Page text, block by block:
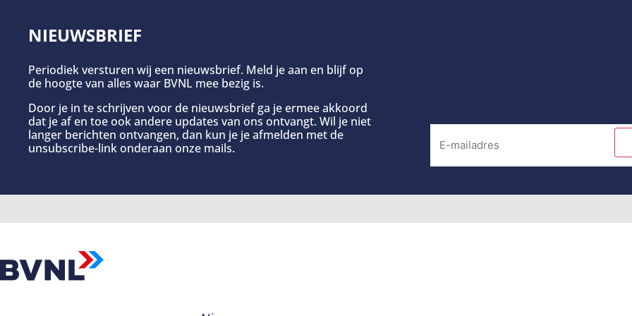
NIEUWSBRIEF
Periodiek versturen wij een nieuwsbrief. Meld je aan en blijf op
de hoogte van alles waar BVNL mee bezig is.
Door je in te schrijven voor de nieuwsbrief ga je ermee akkoord
dat je af en toe ook andere updates van ons ontvangt. Wil je niet
langer berichten ontvangen, dan kun je je afmelden met de
unsubscribe-link onderaan onze mails.